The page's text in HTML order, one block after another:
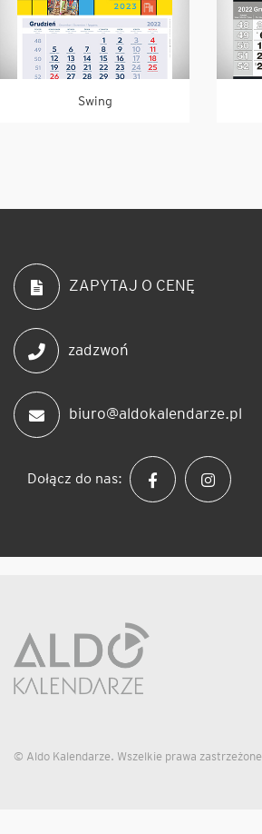
Swing
ZAPYTAJ O CENĘ
zadzwoń
biuro@aldokalendarze.pl
Dołącz do nas:
© Aldo Kalendarze. Wszelkie prawa zastrzeżone